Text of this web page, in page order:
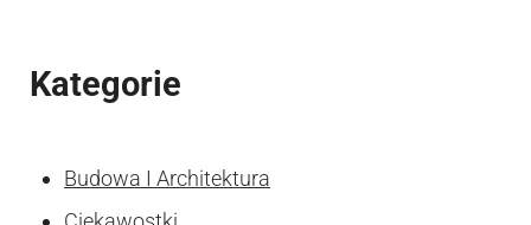
Kategorie
Budowa I Architektura